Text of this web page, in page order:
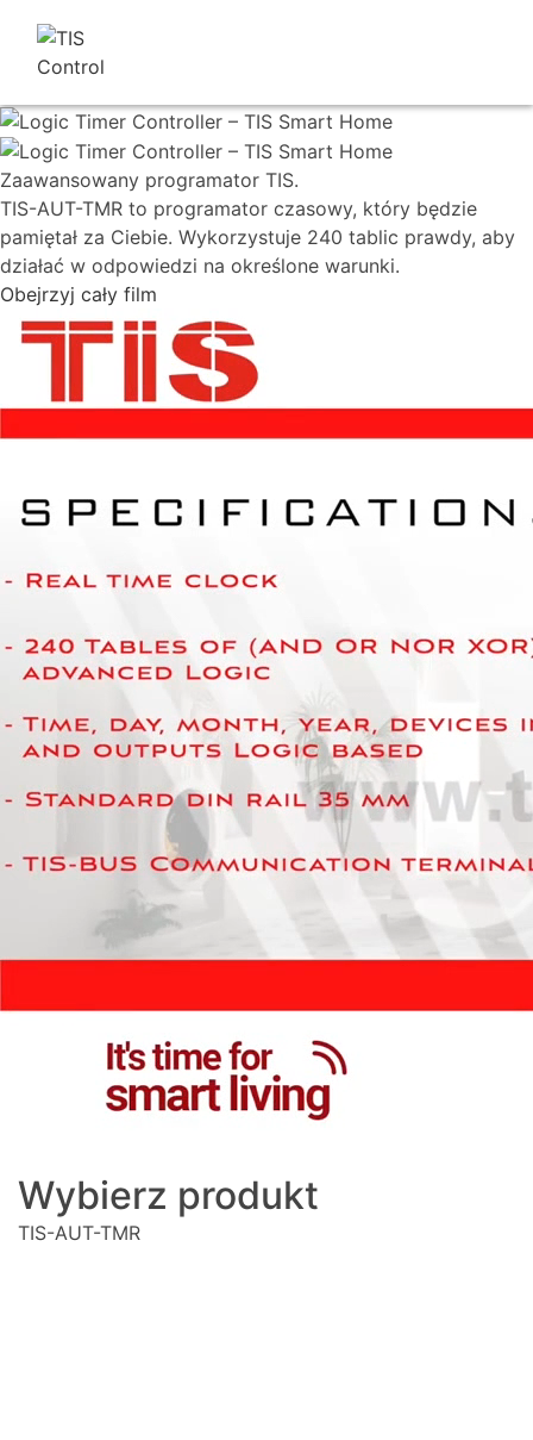
Zaawansowany programator TIS.
TIS-AUT-TMR to programator czasowy, który będzie
pamiętał za Ciebie. Wykorzystuje 240 tablic prawdy, aby
działać w odpowiedzi na określone warunki.
Obejrzyj cały film
Wybierz produkt
TIS-AUT-TMR